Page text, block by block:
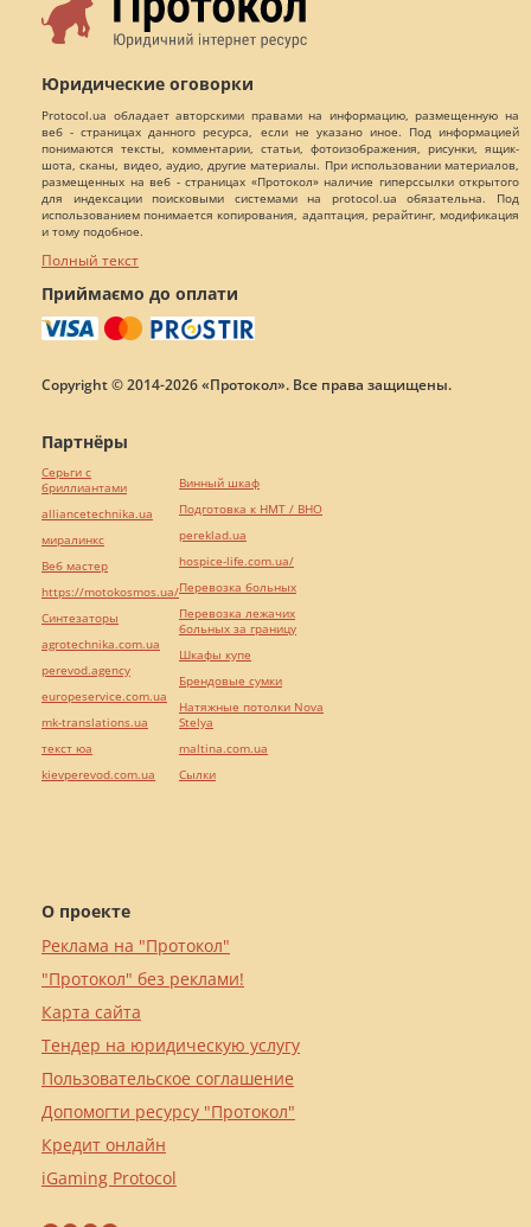
Юридические оговорки
Protocol.ua обладает авторскими правами на информацию, размещенную на
веб - страницах данного ресурса, если не указано иное. Под информацией
понимаются тексты, комментарии, статьи, фотоизображения, рисунки, ящик-
шота, сканы, видео, аудио, другие материалы. При использовании материалов,
размещенных на веб - страницах «Протокол» наличие гиперссылки открытого
для индексации поисковыми системами на protocol.ua обязательна. Под
использованием понимается копирования, адаптация, рерайтинг, модификация
и тому подобное.
Полный текст
Приймаємо до оплати
Copyright © 2014-2026 «Протокол». Все права защищены.
О проекте
Реклама на "Протокол"
"Протокол" без реклами!
Карта сайта
Тендер на юридическую услугу
Пользовательское соглашение
Допомогти ресурсу "Протокол"
Кредит онлайн
iGaming Protocol
Партнёры
Серьги с
бриллиантами
alliancetechnika.ua
миралинкс
Веб мастер
https://motokosmos.ua/
Синтезаторы
agrotechnika.com.ua
perevod.agency
europeservice.com.ua
mk-translations.ua
текст юа
kievperevod.com.ua
Винный шкаф
Подготовка к НМТ / ВНО
pereklad.ua
hospice-life.com.ua/
Перевозка больных
Перевозка лежачих
больных за границу
Шкафы купе
Брендовые сумки
Натяжные потолки Nova
Stelya
maltina.com.ua
Cылки